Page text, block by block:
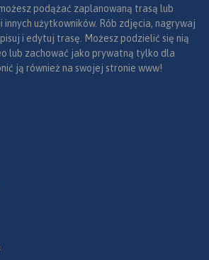
podążać zaplanowaną trasą lub
użytkowników. Rób zdjęcia, nagrywaj
i edytuj trasę. Możesz podzielić się nią
lub zachować jako prywatną tylko dla
ją również na swojej stronie www!